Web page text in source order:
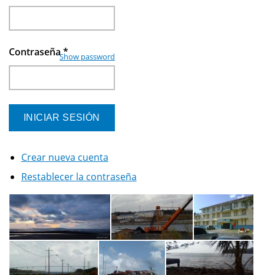
Contraseña*
Show password
Crear nueva cuenta
Restablecer la contraseña